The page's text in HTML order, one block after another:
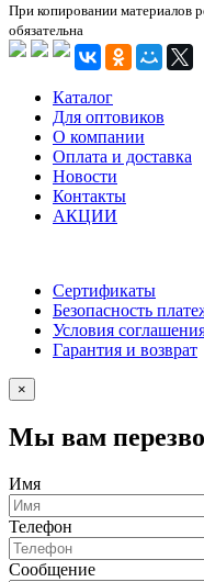
При копировании материалов
обязательна
Каталог
Для оптовиков
О компании
Оплата и доставка
Новости
Контакты
АКЦИИ
Сертификаты
Безопасность
Условия
Гарантия и возврат
×
Мы вам
Имя
Телефон
Сообщение